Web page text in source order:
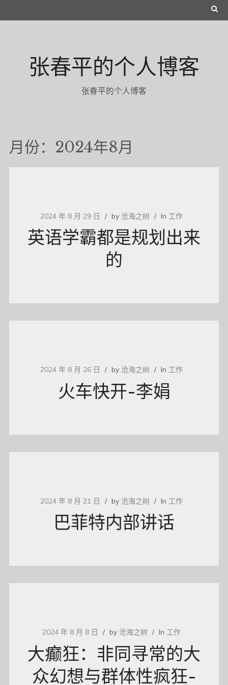
to
张春平的个人博客
张春平的个人博客
月份：2024年8月
2024 年 8 月 29 日 by 沧海之树 In 工作
英语学霸都是规划出来
的
2024 年 8 月 26 日 by 沧海之树 In 工作
火车快开-李娟
2024 年 8 月 21 日 by 沧海之树 In 工作
巴菲特内部讲话
2024 年 8 月 8 日 by 沧海之树 In 工作
大癫狂：非同寻常的大
众幻想与群体性疯狂-